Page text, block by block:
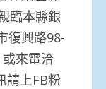
臨本縣銀
復興路98-
來電洽
請上FB粉